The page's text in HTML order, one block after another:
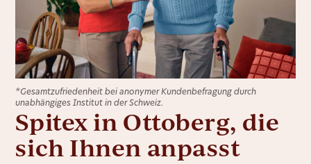
*Gesamtzufriedenheit bei anonymer Kundenbefragung durch
unabhängiges Institut in der Schweiz.
Spitex in Ottoberg, die
sich Ihnen anpasst